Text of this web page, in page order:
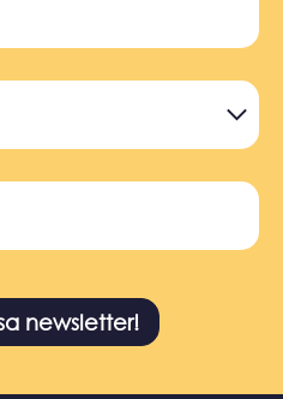
newsletter!